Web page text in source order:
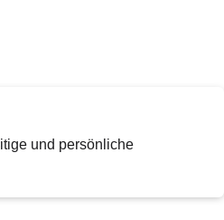
und persönliche